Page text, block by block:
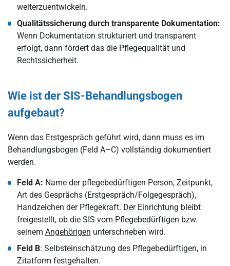
weiterzuentwickeln.
Qualitätssicherung durch transparente Dokumentation:
Wenn Dokumentation strukturiert und transparent
erfolgt, dann fördert das die Pflegequalität und
Rechtssicherheit.
Wie ist der SIS-Behandlungsbogen
aufgebaut?
Wenn das Erstgespräch geführt wird, dann muss es im
Behandlungsbogen (Feld A–C) vollständig dokumentiert
werden.
Feld A: Name der pflegebedürftigen Person, Zeitpunkt,
Art des Gesprächs (Erstgespräch/Folgegespräch),
Handzeichen der Pflegekraft. Der Einrichtung bleibt
freigestellt, ob die SIS vom Pflegebedürftigen bzw.
seinem Angehörigen unterschrieben wird.
Feld B: Selbsteinschätzung des Pflegebedürftigen, in
Zitatform festgehalten.